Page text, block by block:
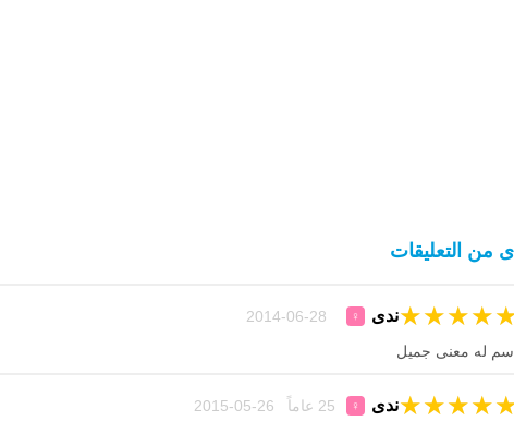
من التعليقات
ندى ♀ ★
★
★
★
له معنى جميل
ندى ♀ ★
★
★
★